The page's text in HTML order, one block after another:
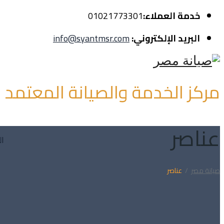
خدمة العملاء:01021773301
البريد الإلكتروني:info@syantmsr.com
مركز الخدمة والصيانة المعتمد
عناصر
صيانة مصر / عناصر